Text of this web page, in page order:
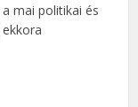
mai politikai és